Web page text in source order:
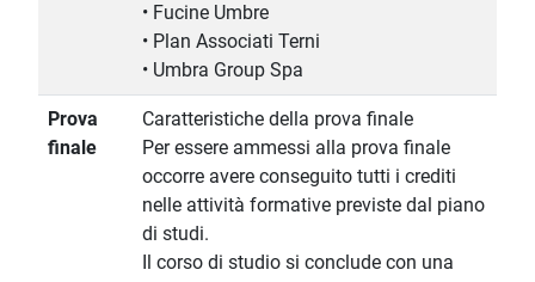
• Fucine Umbre
• Plan Associati Terni
• Umbra Group Spa
Prova
finale
Caratteristiche della prova finale
Per essere ammessi alla prova finale
occorre avere conseguito tutti i crediti
nelle attività formative previste dal piano
di studi.
Il corso di studio si conclude con una